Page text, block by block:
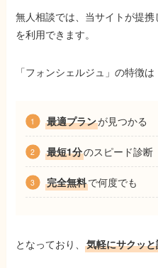
無人相談では、当サイトが提携
を利用できます。
「フォンシェルジュ」の特徴は
最適プランが見つかる
最短1分のスピード診断
完全無料で何度でも
となっており、気軽にサクッ